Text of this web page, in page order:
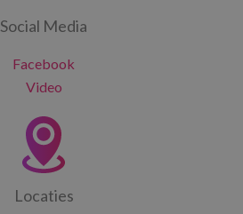
Social Media
Facebook
Video
Locaties